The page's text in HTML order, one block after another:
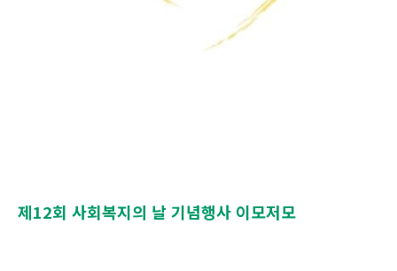
제12회 사회복지의 날 기념행사 이모저모